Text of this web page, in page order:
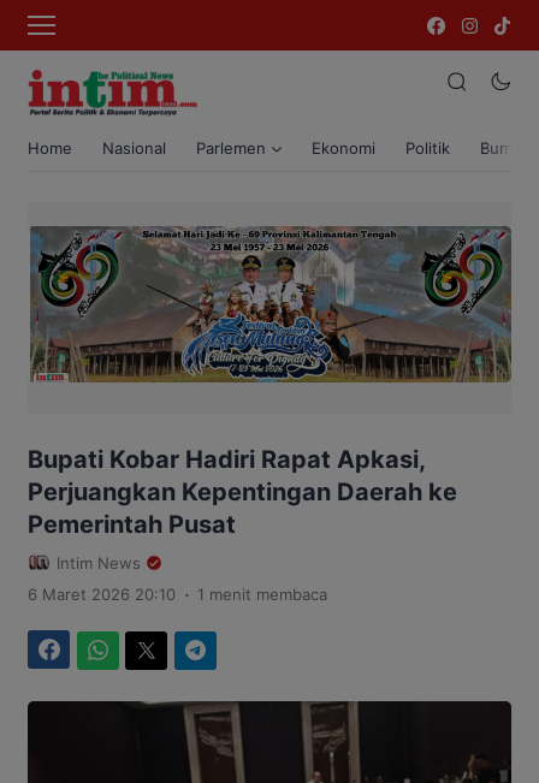
Home Nasional Parlemen Ekonomi Politik Bumi
Bupati Kobar Hadiri Rapat Apkasi,
Perjuangkan Kepentingan Daerah ke
Pemerintah Pusat
Intim News
6 Maret 2026 20:10 . 1 menit membaca